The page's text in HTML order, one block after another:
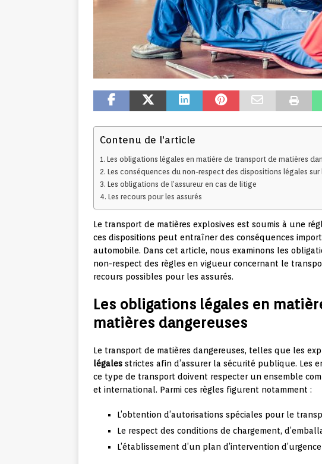
Contenu de l'article
Les obligations légales en matière de transport de matières
Les conséquences du non-respect des dispositions légales sur
Les obligations de l’assureur en cas de litige
Les recours pour les assurés
Le transport de matières explosives est soumis à une
ces dispositions peut entraîner des conséquences
automobile. Dans cet article, nous examinons les
non-respect des règles en vigueur concernant le
recours possibles pour les assurés.
Les obligations légales en
matières dangereuses
Le transport de matières dangereuses, telles que les
légales strictes afin d’assurer la sécurité publique. Les
ce type de transport doivent respecter un ensemble
et international. Parmi ces règles figurent notamment :
L’obtention d’autorisations spéciales pour le
Le respect des conditions de chargement,
L’établissement d’un plan d’intervention